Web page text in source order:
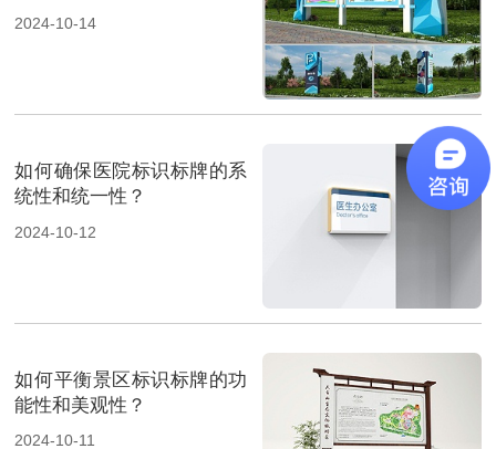
2024-10-14
如何确保医院标识标牌的系
统性和统一性？
2024-10-12
如何平衡景区标识标牌的功
能性和美观性？
2024-10-11